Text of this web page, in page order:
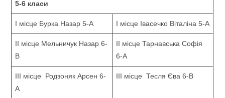
5-6 класи
І місце Бурка Назар 5-А І місце Івасечко Віталіна 5-А
ІІ місце Мельничук Назар 6-
В
ІІ місце Тарнавська Софія
6-А
ІІІ місце Родзоняк Арсен 6-
А
ІІІ місце Тесля Єва 6-В